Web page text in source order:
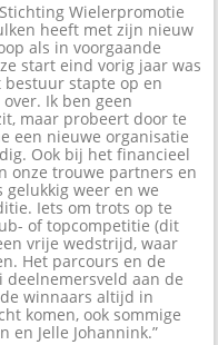
Wielerpromotie
heeft met zijn nieuw
als in voorgaande
start eind vorig jaar was
bestuur stapte op en
Ik ben geen
maar probeert door te
een nieuwe organisatie
Ook bij het financieel
onze trouwe partners en
weer en we
Iets om trots op te
of topcompetitie (dit
vrije wedstrijd, waar
Het parcours en de
deelnemersveld aan de
winnaars altijd in
komen, ook sommige
en Jelle Johannink.”